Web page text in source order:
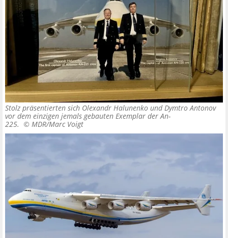
Stolz präsentierten sich Olexandr Halunenko und Dymtro Antonov
vor dem einzigen jemals gebauten Exemplar der An-
225. © MDR/Marc Voigt